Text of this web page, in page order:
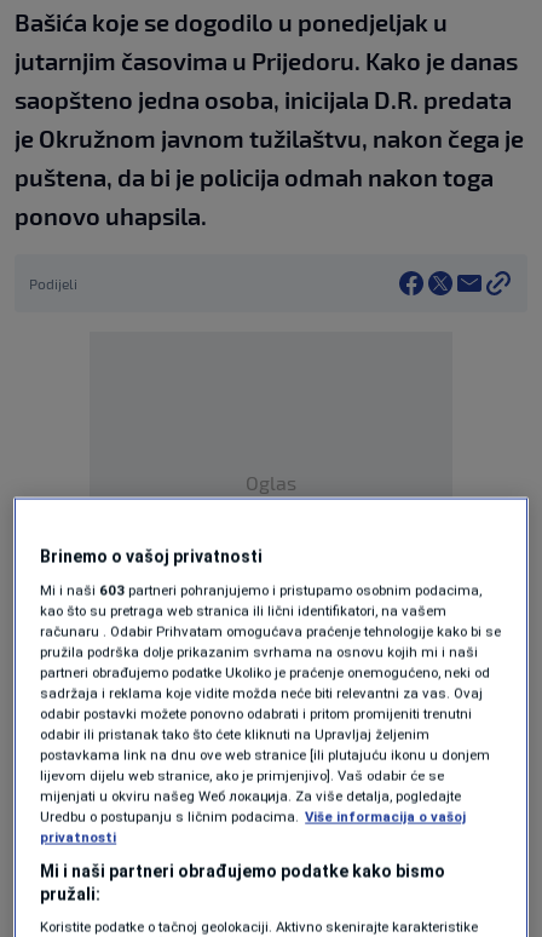
Bašića koje se dogodilo u ponedjeljak u
jutarnjim časovima u Prijedoru. Kako je danas
saopšteno jedna osoba, inicijala D.R. predata
je Okružnom javnom tužilaštvu, nakon čega je
puštena, da bi je policija odmah nakon toga
ponovo uhapsila.
Podijeli
Oglas
Kako se spekuliše, riječ je o Daliboru Railiću
zvanom Dugi,osobi sa debelim policijskim
dosijeom.
Prema pisanju Nezavisnih iz 2018. on je,
zajedno sa Vanjom Vukovićem, teško povrijedio
Mihajla Stupara, takođe “starog znanca
policije”, kojeg su Railić i Vuković izboli nožem
Brinemo o vašoj privatnosti
Mi i naši 603 partneri pohranjujemo i pristupamo osobnim podacima,
kao što su pretraga web stranica ili lični identifikatori, na vašem
računaru . Odabir Prihvatam omogućava praćenje tehnologije kako bi se
pružila podrška dolje prikazanim svrhama na osnovu kojih mi i naši
partneri obrađujemo podatke Ukoliko je praćenje onemogućeno, neki od
sadržaja i reklama koje vidite možda neće biti relevantni za vas. Ovaj
odabir postavki možete ponovno odabrati i pritom promijeniti trenutni
odabir ili pristanak tako što ćete kliknuti na Upravljaj željenim
postavkama link na dnu ove web stranice [ili plutajuću ikonu u donjem
lijevom dijelu web stranice, ako je primjenjivo]. Vaš odabir će se
mijenjati u okviru našeg Wеб локација. Za više detalja, pogledajte
Uredbu o postupanju s ličnim podacima. Više informacija o vašoj
privatnosti
Mi i naši partneri obrađujemo podatke kako bismo
pružali:
Koristite podatke o tačnoj geolokaciji. Aktivno skenirajte karakteristike